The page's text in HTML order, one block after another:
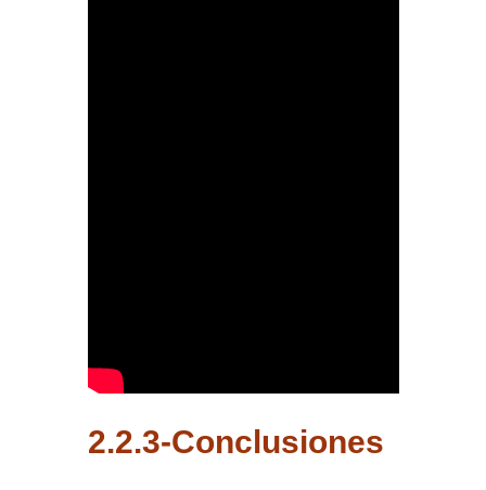
2.2.3-Conclusiones